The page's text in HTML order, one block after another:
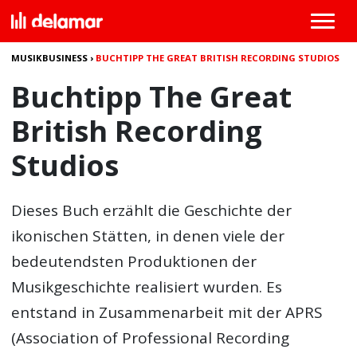
MUSIKBUSINESS › BUCHTIPP THE GREAT BRITISH RECORDING STUDIOS
Buchtipp The Great
British Recording
Studios
Dieses Buch erzählt die Geschichte der
ikonischen Stätten, in denen viele der
bedeutendsten Produktionen der
Musikgeschichte realisiert wurden. Es
entstand in Zusammenarbeit mit der APRS
(Association of Professional Recording